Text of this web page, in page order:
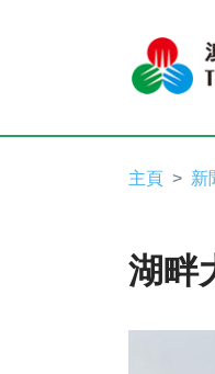
主頁 新
湖畔